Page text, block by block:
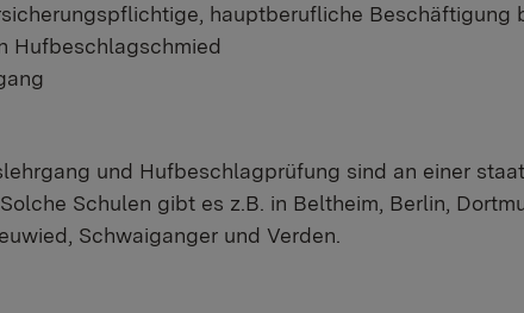
hauptberufliche Beschäftigung
Hufbeschlagschmied
und Hufbeschlagprüfung sind an einer
Schulen gibt es z.B. in Beltheim, Berlin,
Schwaiganger und Verden.